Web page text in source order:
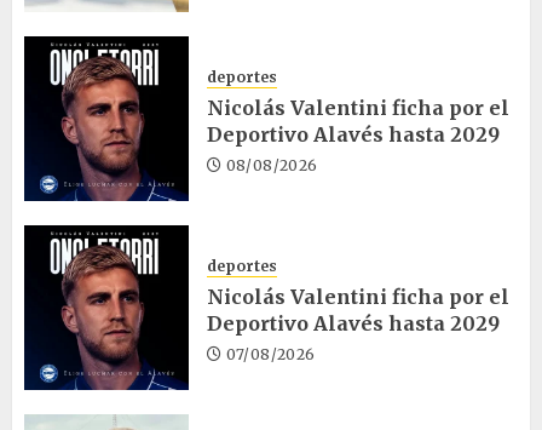
deportes
Nicolás Valentini ficha por el
Deportivo Alavés hasta 2029
08/08/2026
deportes
Nicolás Valentini ficha por el
Deportivo Alavés hasta 2029
07/08/2026